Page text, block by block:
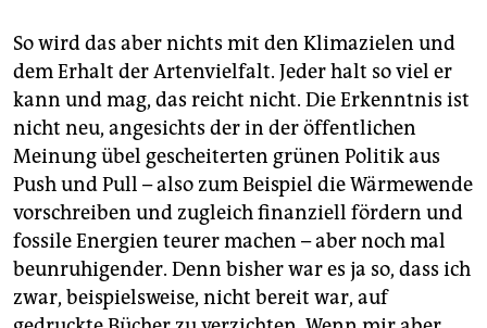
So wird das aber nichts mit den Klimazielen und
dem Erhalt der Artenvielfalt. Jeder halt so viel er
kann und mag, das reicht nicht. Die Erkenntnis ist
nicht neu, angesichts der in der öffentlichen
Meinung übel gescheiterten grünen Politik aus
Push und Pull – also zum Beispiel die Wärmewende
vorschreiben und zugleich finanziell fördern und
fossile Energien teurer machen – aber noch mal
beunruhigender. Denn bisher war es ja so, dass ich
zwar, beispielsweise, nicht bereit war, auf